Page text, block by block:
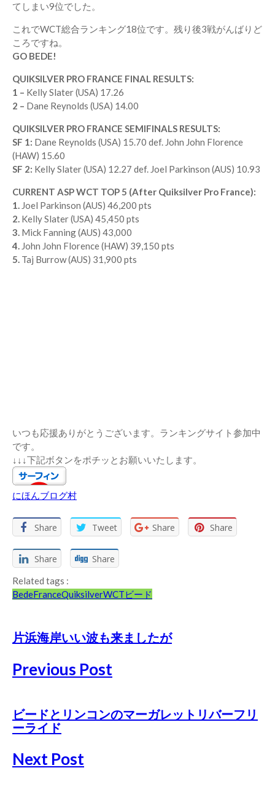
てしまい9位でした。
これでWCT総合ランキング18位です。残り後3戦がんばりど
ころですね。
GO BEDE!
QUIKSILVER PRO FRANCE FINAL RESULTS:
1 – Kelly Slater (USA) 17.26
2 – Dane Reynolds (USA) 14.00
QUIKSILVER PRO FRANCE SEMIFINALS RESULTS:
SF 1: Dane Reynolds (USA) 15.70 def. John John Florence
(HAW) 15.60
SF 2: Kelly Slater (USA) 12.27 def. Joel Parkinson (AUS) 10.93
CURRENT ASP WCT TOP 5 (After Quiksilver Pro France):
1. Joel Parkinson (AUS) 46,200 pts
2. Kelly Slater (USA) 45,450 pts
3. Mick Fanning (AUS) 43,000
4. John John Florence (HAW) 39,150 pts
5. Taj Burrow (AUS) 31,900 pts
いつも応援ありがとうございます。ランキングサイト参加中
です。
↓↓↓下記ボタンをポチッとお願いいたします。
にほんブログ村
Share Tweet Share Share
Share Share
Related tags :
BedeFranceQuiksilverWCTビード
片浜海岸いい波も来ましたが
Previous Post
ビードとリンコンのマーガレットリバーフリ
ーライド
Next Post